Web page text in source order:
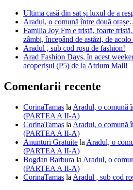
Ultima casă din sat și luxul de a
Aradul, o comună între două
Familia Joy Fm e tristă, foarte
zâmbi, începând de astăzi, de acolo
Aradul , sub cod roșu de fashion!
Arad Fashion Days, în acest
acoperișul (P5) de la Atrium Mall!
Comentarii recente
CorinaTamas la Aradul, o comună
(PARTEA A II-A)
CorinaTamas la Aradul, o comună
(PARTEA A II-A)
Anunturi Gratuite la Aradul, o
(PARTEA A II-A)
Bogdan Barbura la Aradul, o
(PARTEA A II-A)
CorinaTamas la Aradul , sub cod